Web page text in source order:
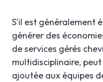
S’il est généralement
générer des
de services gérés
multidisciplinaire,
ajoutée aux équipes